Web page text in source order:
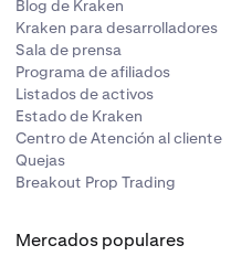
Blog de Kraken
Kraken para desarrolladores
Sala de prensa
Programa de afiliados
Listados de activos
Estado de Kraken
Centro de Atención al cliente
Quejas
Breakout Prop Trading
Mercados populares